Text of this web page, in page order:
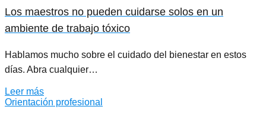
Los maestros no pueden cuidarse solos en un
ambiente de trabajo tóxico
Hablamos mucho sobre el cuidado del bienestar en estos
días. Abra cualquier…
Leer más
Orientación profesional